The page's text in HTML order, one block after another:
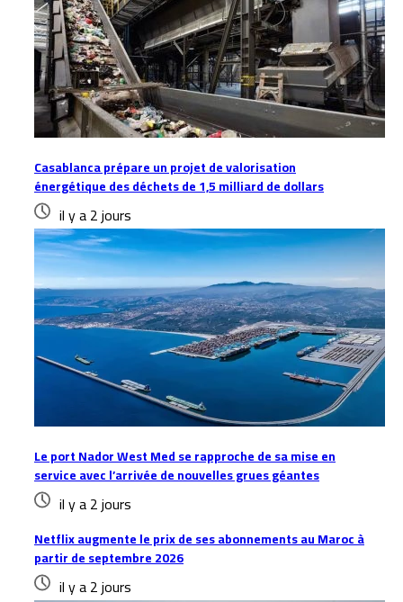
Casablanca prépare un projet de valorisation
énergétique des déchets de 1,5 milliard de dollars
il y a 2 jours
Le port Nador West Med se rapproche de sa mise en
service avec l’arrivée de nouvelles grues géantes
il y a 2 jours
Netflix augmente le prix de ses abonnements au Maroc à
partir de septembre 2026
il y a 2 jours